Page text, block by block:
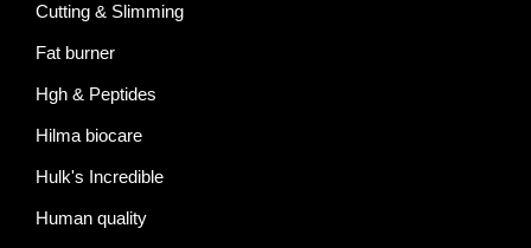
Cutting & Slimming
Fat burner
Hgh & Peptides
Hilma biocare
Hulk's Incredible
Human quality